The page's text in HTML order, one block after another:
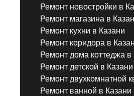
Ремонт новостройки в
Ремонт магазина в
Ремонт кухни в Казани
Ремонт коридора в
Ремонт дома коттеджа в
Ремонт детской в Казани
Ремонт двухкомнатной
Ремонт ванной в Казани